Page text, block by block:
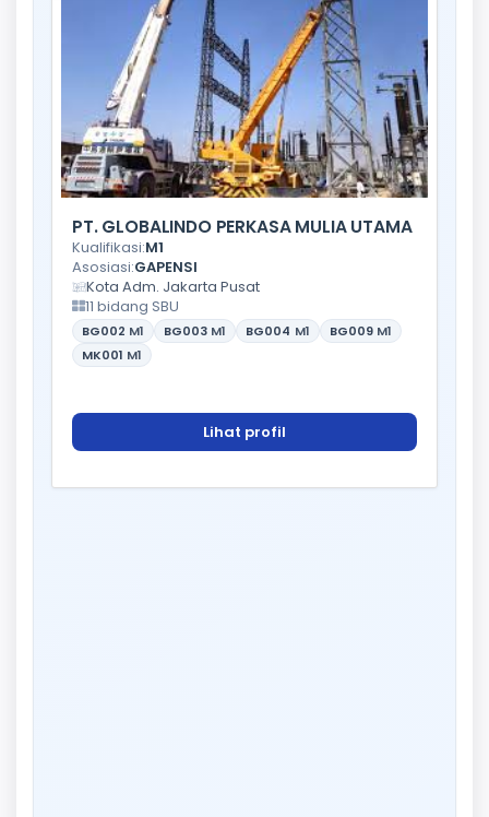
PT. GLOBALINDO PERKASA MULIA UTAMA
Kualifikasi:M1
Asosiasi:GAPENSI
Kota Adm. Jakarta Pusat
11 bidang SBU
BG002 M1 BG003 M1 BG004 M1 BG009 M1
MK001 M1
Lihat profil